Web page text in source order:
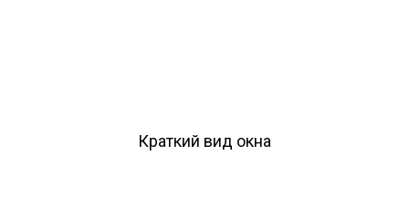
Краткий вид окна